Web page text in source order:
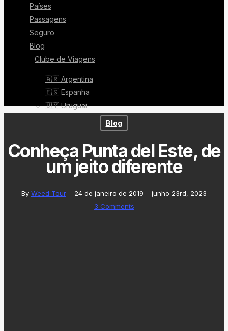
Países
Passagens
Seguro
Blog
Clube de Viagens
🇦🇷 Argentina
🇪🇸 Espanha
🇺🇾 Uruguai
Blog
Conheça Punta del Este, de
um jeito diferente
By Weed Tour 24 de janeiro de 2019
junho 23rd, 2023
3 Comments